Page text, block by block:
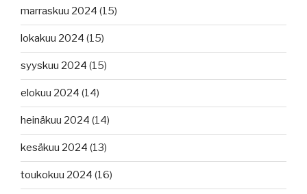
marraskuu 2024 (15)
lokakuu 2024 (15)
syyskuu 2024 (15)
elokuu 2024 (14)
heinäkuu 2024 (14)
kesäkuu 2024 (13)
toukokuu 2024 (16)